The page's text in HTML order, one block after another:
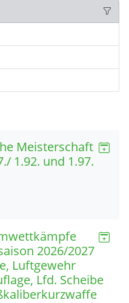
Meisterschaft
1.92. und 1.97.
2026/2027
Luftgewehr
Lfd. Scheibe